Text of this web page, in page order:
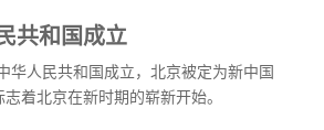
共和国成立
华人民共和国成立，北京被定为新中国
着北京在新时期的崭新开始。